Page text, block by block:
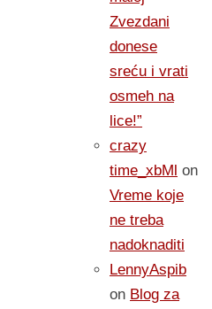
Zvezdani
donese
sreću i vrati
osmeh na
lice!”
crazy
time_xbMl on
Vreme koje
ne treba
nadoknaditi
LennyAspib
on Blog za